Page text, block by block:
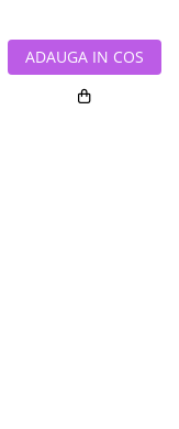
ADAUGA IN COS